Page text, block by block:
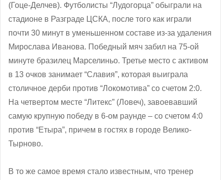
(Гоце-Делчев). Футболисты “Лудогорца” обыграли на
стадионе в Разграде ЦСКА, после того как играли
почти 30 минут в уменьшенном составе из-за удаления
Мирослава Иванова. Победный мяч забил на 75-ой
минуте бразилец Марселиньо. Третье место с активом
в 13 очков занимает “Славия”, которая выиграла
столичное дерби против “Локомотива” со счетом 2:0.
На четвертом месте “Литекс” (Ловеч), завоевавший
самую крупную победу в 6-ом раунде – со счетом 4:0
против “Етыра”, причем в гостях в городе Велико-
Тырново.
В то же самое время стало известным, что тренер